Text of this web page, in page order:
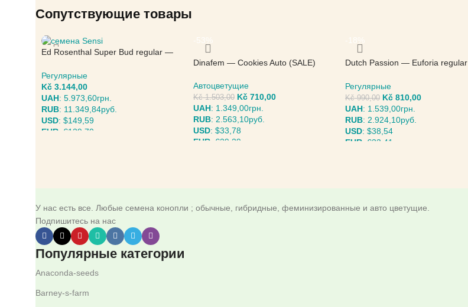
Сопутствующие товары
Ed Rosenthal Super Bud regular —
Регулярные
Kč 3.144,00
UAH: 5.973,60грн.
RUB: 11.349,84руб.
USD: $149,59
EUR €129,70
-53%
Dinafem — Cookies Auto (SALE)
Автоцветущие
Kč1.503,00 Kč710,00
UAH: 1.349,00грн.
RUB: 2.563,10руб.
USD: $33,78
EUR: €29,29
-18%
Dutch Passion — Euforia regular
Регулярные
Kč990,00 Kč810,00
UAH: 1.539,00грн.
RUB: 2.924,10руб.
USD: $38,54
EUR: €33,41
У нас есть все. Любые семена конопли ; обычные, гибридные, феминизированные и авто цветущие.
Подпишитесь на нас
Популярные категории
Anaconda-seeds
Barney-s-farm